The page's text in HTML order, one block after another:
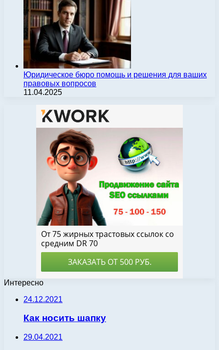
Юридическое бюро помощь и решения для ваших
правовых вопросов
11.04.2025
Интересно
24.12.2021
Как носить шапку
29.04.2021